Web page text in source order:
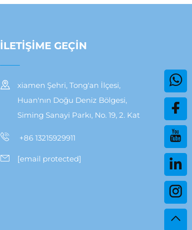
İLETIŞIME GEÇIN
xiamen Şehri, Tong'an İlçesi,
Huan'nın Doğu Deniz Bölgesi,
Siming Sanayi Parkı, No. 19, 2. Kat
+86 13215929911
[email protected]